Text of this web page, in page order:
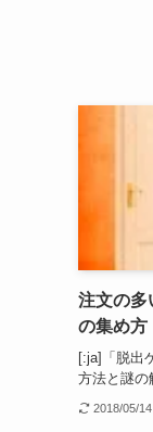
注文の多
の集め方
[:ja]「脱出
方法と謎の
2018/05/14